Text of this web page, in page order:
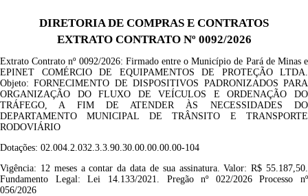
DIRETORIA DE COMPRAS E CONTRATOS
EXTRATO CONTRATO Nº 0092/2026
Extrato Contrato nº 0092/2026: Firmado entre o Município de Pará de Minas e
EPINET COMÉRCIO DE EQUIPAMENTOS DE PROTEÇÃO LTDA.
Objeto: FORNECIMENTO DE DISPOSITIVOS PADRONIZADOS PARA
ORGANIZAÇÃO DO FLUXO DE VEÍCULOS E ORDENAÇÃO DO
TRÁFEGO, A FIM DE ATENDER ÀS NECESSIDADES DO
DEPARTAMENTO MUNICIPAL DE TRÂNSITO E TRANSPORTE
RODOVIÁRIO
Dotações: 02.004.2.032.3.3.90.30.00.00.00.00-104
Vigência: 12meses a contar da data de sua assinatura. Valor: R$55.187,50.
Fundamento Legal: Lei 14.133/2021. Pregão nº 022/2026 Processo nº
056/2026